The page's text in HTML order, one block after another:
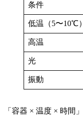
条件
低温（5〜10℃）
高温
光
振動
「容器 × 温度 × 時間」